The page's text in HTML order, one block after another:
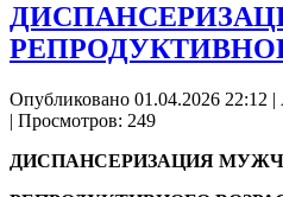
Опубликовано 01.04.2026 22:12 |
| Просмотров: 249
ДИСПАНСЕРИЗАЦИЯ